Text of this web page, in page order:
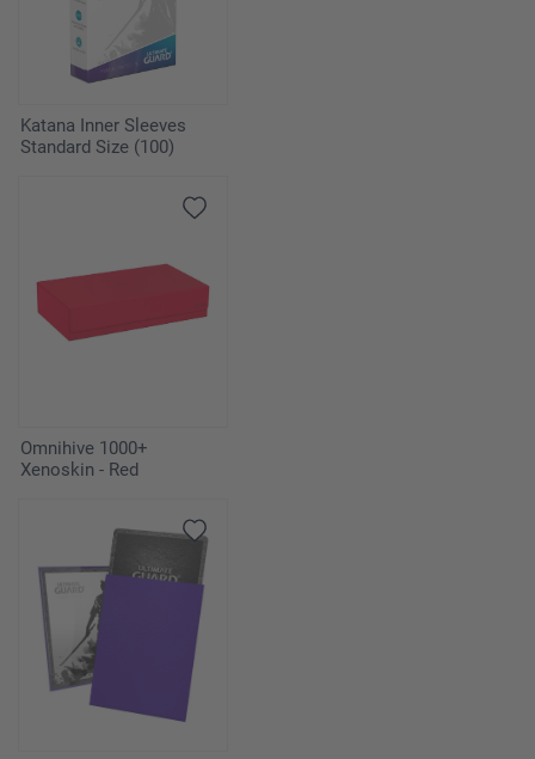
Katana Inner Sleeves
Standard Size (100)
Omnihive 1000+
Xenoskin - Red